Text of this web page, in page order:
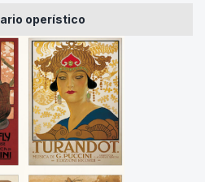
operístico